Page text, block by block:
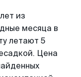
из
месяца в
летают 5
Цена